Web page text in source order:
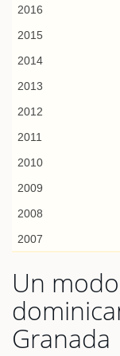
2016
2015
2014
2013
2012
2011
2010
2009
2008
2007
Un
Granada